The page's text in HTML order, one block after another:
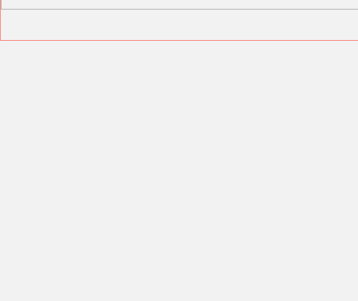
Ich fühle mit den Opfern des
Sommer,